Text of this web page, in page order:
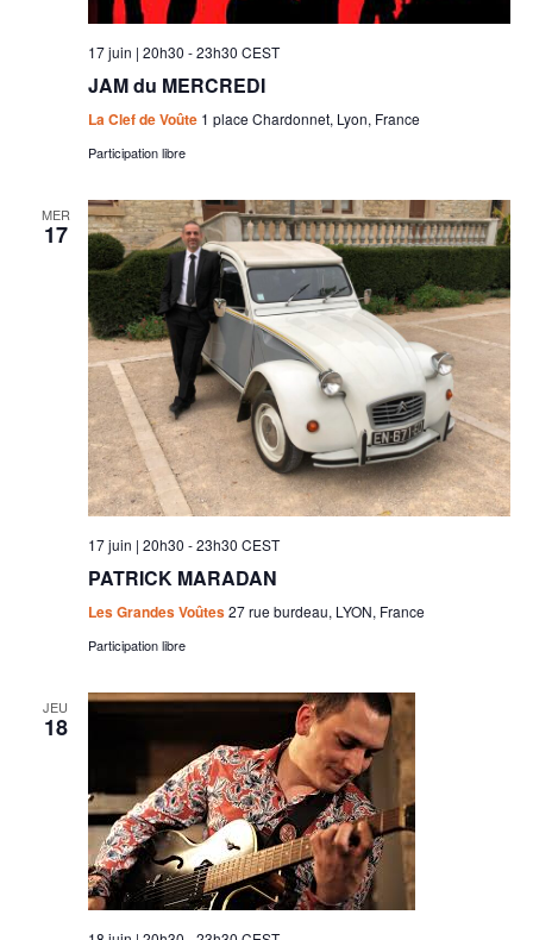
17 juin | 20h30 -23h30 CEST
JAM du MERCREDI
La Clef de Voûte 1 place Chardonnet, Lyon, France
Participation libre
MER
17
17 juin | 20h30 -23h30 CEST
PATRICK MARADAN
Les Grandes Voûtes27 rue burdeau, LYON, France
Participation libre
JEU
18